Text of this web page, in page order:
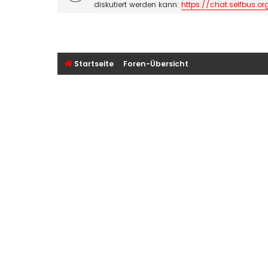
diskutiert werden kann: https://
Startseite Foren-Übersicht